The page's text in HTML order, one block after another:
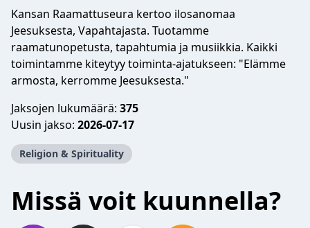
Kansan Raamattuseura kertoo ilosanomaa
Jeesuksesta, Vapahtajasta. Tuotamme
raamatunopetusta, tapahtumia ja musiikkia. Kaikki
toimintamme kiteytyy toiminta-ajatukseen: "Elämme
armosta, kerromme Jeesuksesta."
Jaksojen lukumäärä: 375
Uusin jakso: 2026-07-17
Religion & Spirituality
Missä voit kuunnella?